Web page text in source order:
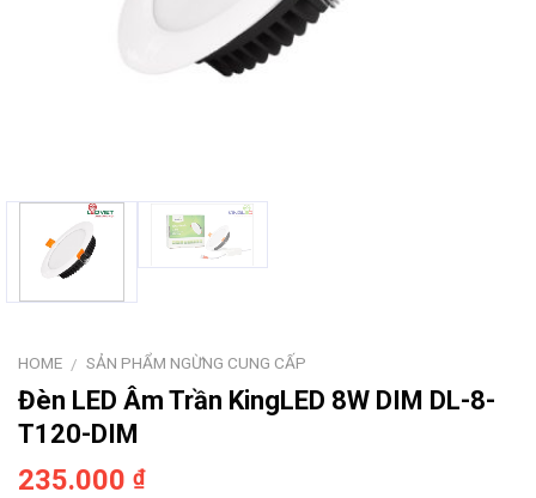
HOME / SẢN PHẨM NGỪNG CUNG CẤP
Đèn LED Âm Trần KingLED 8W DIM DL-8-
T120-DIM
235.000 ₫